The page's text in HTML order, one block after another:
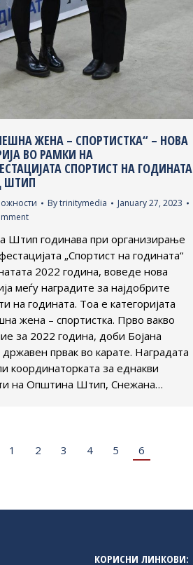
ЖЕНА – СПОРТИСТКА“ – НОВА
ВО РАМКИ НА
СПОРТИСТ НА ГОДИНАТА
ШТИП
Bytrinitymedia
January 27, 2023
Штип годинава при организирање
„Спортист на годината“
2022 година, воведе нова
меѓу наградите за најдобрите
на годината. Тоа е категоријата
жена – спортистка. Прво вакво
за 2022 година, доби Бојана
првак во карате. Наградата
координаторката за еднакви
на Општина Штип, Снежана…
1 2 3 4 5 6
КОРИСНИ ЛИНКОВИ: